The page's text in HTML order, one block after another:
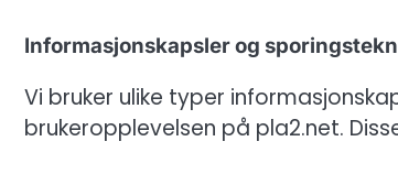
Informasjonskapsler og
Vi bruker ulike typer
brukeropplevelsen på pla2.net.